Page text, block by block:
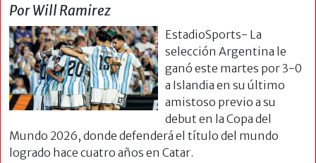
Por Will Ramirez
EstadioSports- La
selección Argentina le
ganó este martes por 3-0
a Islandia en su último
amistoso previo a su
debut en la Copa del
Mundo 2026, donde defenderá el título del mundo
logrado hace cuatro años en Catar.